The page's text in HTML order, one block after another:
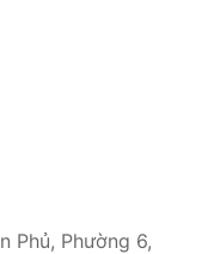
Phủ, Phường 6,